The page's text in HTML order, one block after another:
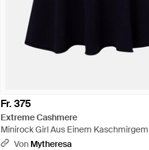
Fr. 375
Extreme Cashmere
Minirock Girl Aus Einem
BlauVon Mytheresa